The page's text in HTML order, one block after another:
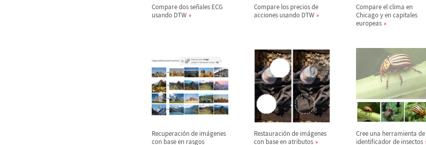
Compare dos señales ECG
usando DTW
Compare los precios de
acciones usando DTW
Compare el clima en
Chicago y en capitales
europeas
Recuperación de imágenes
con base en rasgos
Restauración de imágenes
con base en atributos
Cree una herramienta de
identificador de insectos